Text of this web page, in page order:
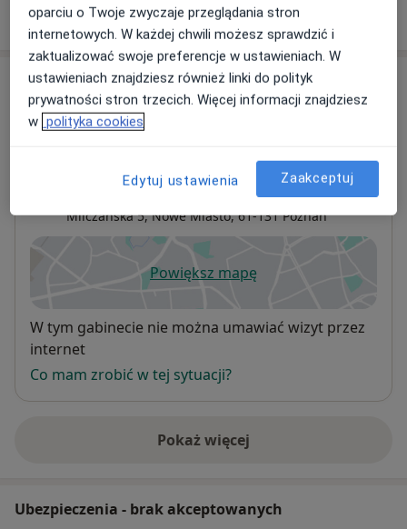
Prowadzę również terapię w stanach przed i
pooperacyjnych w celu optymalizacji procesu leczenia
oraz przyspieszenia procesu rekonwalescencji.
W jaki sposób ustalane są ceny?
Adresy (2)
Adres 1 Adres 2
Milczańska 5, Nowe Miasto, 61-131Poznań
Powiększ mapęotwiera się w nowej karcie
Dostępność
W tym gabinecie nie można umawiać wizyt przez
internet
Co mam zrobić w tej sytuacji?
Pokaż więcej
o adresie
Ubezpieczenia - brak akceptowanych
oparciu o Twoje zwyczaje przeglądania stron
internetowych. W każdej chwili możesz sprawdzić i
zaktualizować swoje preferencje w ustawieniach. W
ustawieniach znajdziesz również linki do polityk
prywatności stron trzecich. Więcej informacji znajdziesz
w polityka cookies
Edytuj ustawienia Zaakceptuj